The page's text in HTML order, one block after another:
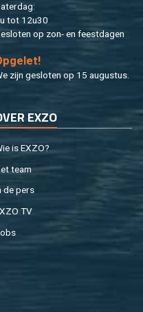
tot 12u30
op zon- en feest­da­gen
zijn ge­slo­ten op 15 au­gus­tus.
EXZO
is EXZO?
team
de pers
TV